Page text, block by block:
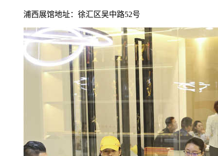
浦西展馆地址：徐汇区吴中路52号